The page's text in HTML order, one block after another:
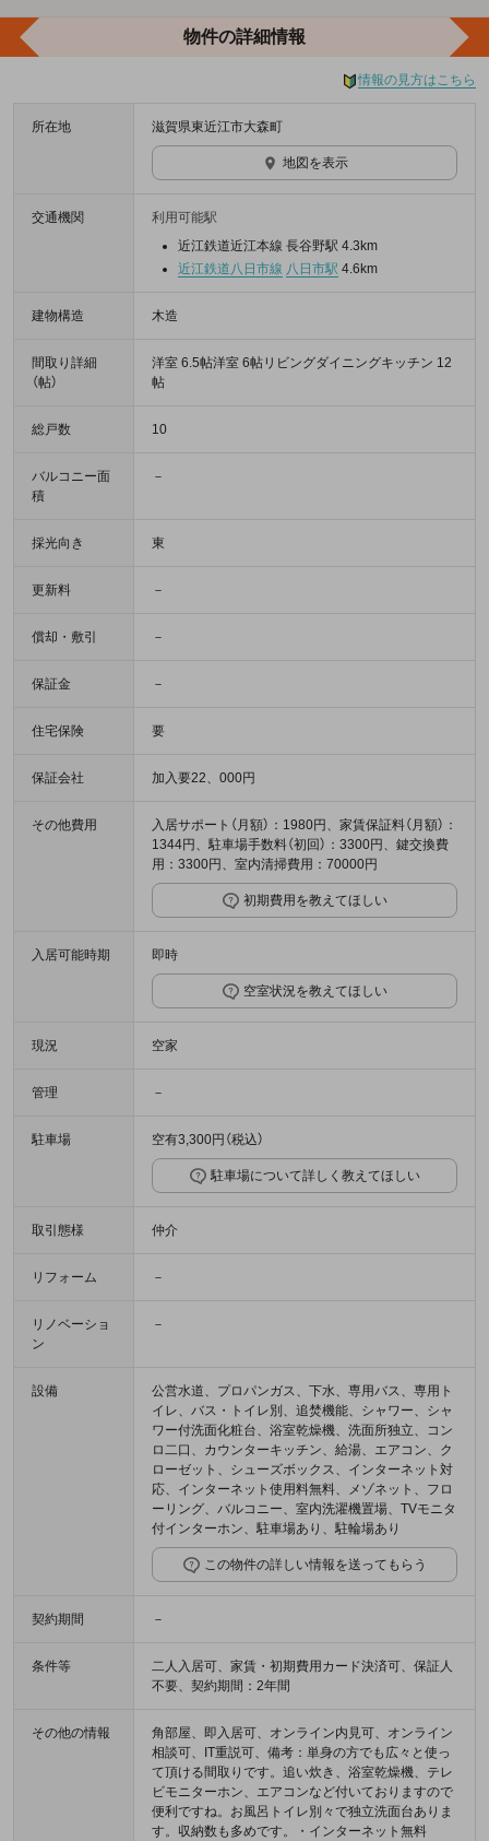
物件の詳細情報
情報の見方はこちら
所在地 滋賀県東近江市大森町
地図を表示
交通機関
利用可能駅
近江鉄道近江本線 長谷野駅 4.3km
近江鉄道八日市線 八日市駅 4.6km
建物構造 木造
間取り詳細
（帖）
洋室 6.5帖洋室 6帖リビングダイニングキッチン 12
帖
総戸数 10
バルコニー面
積
－
採光向き 東
更新料 －
償却・敷引 －
保証金 －
住宅保険 要
保証会社 加入要22、000円
その他費用
入居サポート（月額）：1980円、家賃保証料（月額）：
1344円、駐車場手数料（初回）：3300円、鍵交換費
用：3300円、室内清掃費用：70000円
初期費用を教えてほしい
入居可能時期 即時
空室状況を教えてほしい
現況 空家
管理 －
駐車場 空有3,300円（税込）
駐車場について詳しく教えてほしい
取引態様 仲介
リフォーム －
リノベーショ
ン
－
設備
公営水道、プロパンガス、下水、専用バス、専用ト
イレ、バス・トイレ別、追焚機能、シャワー、シャ
ワー付洗面化粧台、浴室乾燥機、洗面所独立、コン
ロ二口、カウンターキッチン、給湯、エアコン、ク
ローゼット、シューズボックス、インターネット対
応、インターネット使用料無料、メゾネット、フロ
ーリング、バルコニー、室内洗濯機置場、TVモニタ
付インターホン、駐車場あり、駐輪場あり
この物件の詳しい情報を送ってもらう
契約期間 －
条件等
二人入居可、家賃・初期費用カード決済可、保証人
不要、契約期間：2年間
その他の情報
角部屋、即入居可、オンライン内見可、オンライン
相談可、IT重説可、備考：単身の方でも広々と使っ
て頂ける間取りです。追い炊き、浴室乾燥機、テレ
ビモニターホン、エアコンなど付いておりますので
便利ですね。お風呂トイレ別々で独立洗面台ありま
す。収納数も多めです。・インターネット無料